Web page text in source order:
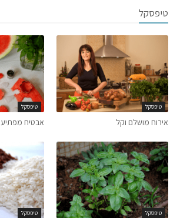
טיפסקל
טיפסקל
אירוח מושלם וקל
טיפסקל
אבטיח מפתיע
טיפסקל טיפסקל